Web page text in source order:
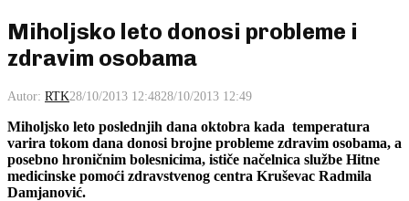
Miholjsko leto donosi probleme i
zdravim osobama
Autor: RTK28/10/2013 12:4828/10/2013 12:49
Miholjsko leto poslednjih dana oktobra kada temperatura
varira tokom dana donosi brojne probleme zdravim osobama, a
posebno hroničnim bolesnicima, ističe načelnica službe Hitne
medicinske pomoći zdravstvenog centra Kruševac Radmila
Damjanović.